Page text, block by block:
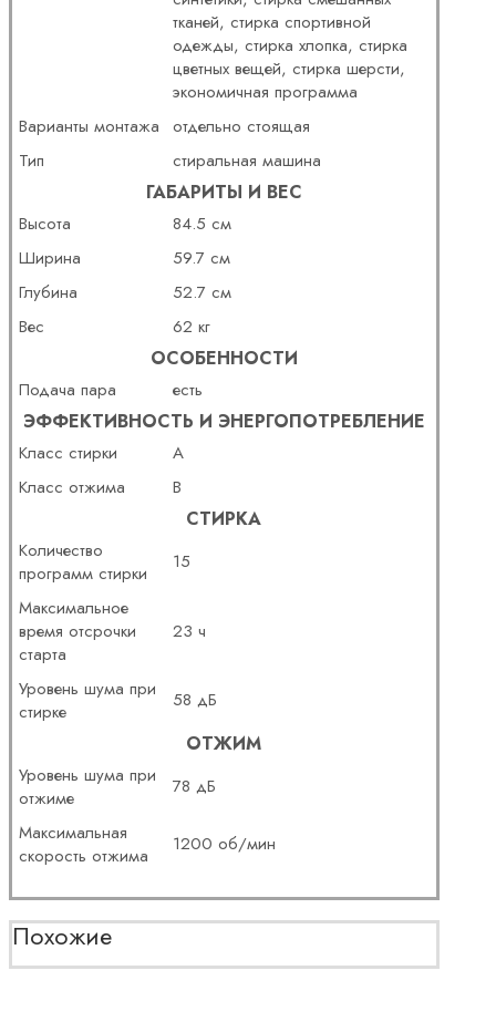
тканей, стирка спортивной
одежды, стирка хлопка, стирка
цветных вещей, стирка шерсти,
экономичная программа
Варианты монтажа
отдельно стоящая
Тип
стиральная машина
ГАБАРИТЫ И ВЕС
Высота
84.5 см
Ширина
59.7 см
Глубина
52.7 см
Вес
62 кг
ОСОБЕННОСТИ
Подача пара есть
ЭФФЕКТИВНОСТЬ И ЭНЕРГОПОТРЕБЛЕНИЕ
Класс стирки
A
Класс отжима
B
СТИРКА
Количество
программ стирки
15
Максимальное
время отсрочки
старта
23 ч
Уровень шума при
стирке
58 дБ
ОТЖИМ
Уровень шума при
отжиме
78 дБ
Максимальная
скорость отжима
1200 об/мин
Похожие